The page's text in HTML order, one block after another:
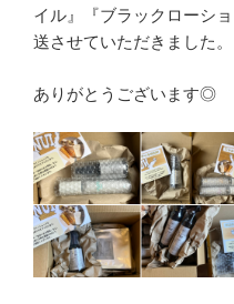
イル』『ブラックローシ
送させていただきました。
ありがとうございます◎